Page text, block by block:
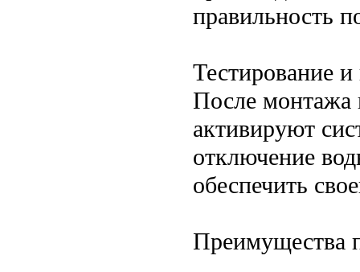
правильность
Тестирование
После монтажа
активируют
отключение
обеспечить
Преимущества